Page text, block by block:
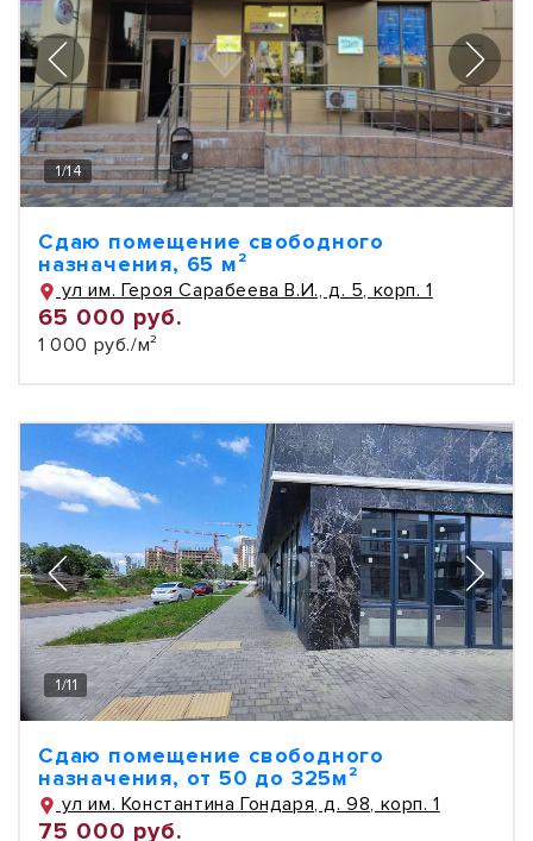
1/14
Сдаю помещение свободного
назначения, 65 м²
ул им. Героя Сарабеева В.И., д. 5, корп. 1
65 000 руб.
1 000 руб./м²
1/11
Сдаю помещение свободного
назначения, от 50 до 325м²
ул им. Константина Гондаря, д. 98, корп. 1
75 000 руб.